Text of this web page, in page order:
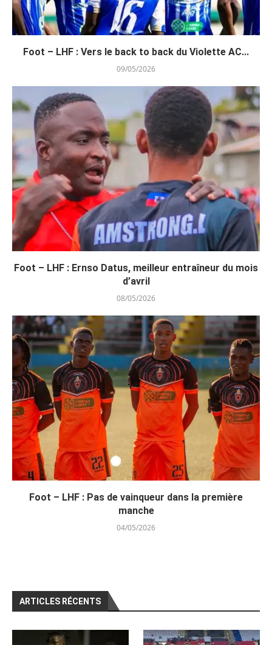
Foot – LHF : Vers le back to back du Violette AC...
09/05/2026
Foot – LHF : Ernso Datus, meilleur entraîneur du mois
d’avril
08/05/2026
Foot – LHF : Pas de vainqueur dans la première
manche
04/05/2026
ARTICLES RÉCENTS